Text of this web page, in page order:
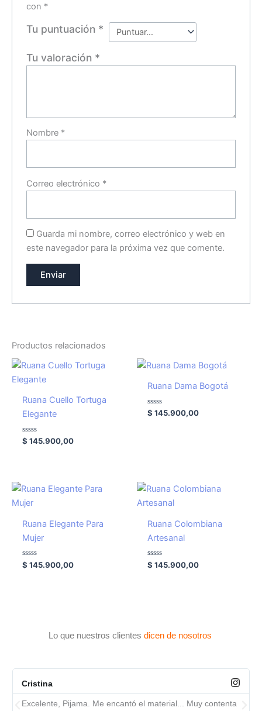
con *
Tu puntuación *
Tu valoración *
Nombre *
Correo electrónico *
Guarda mi nombre, correo electrónico y web en
este navegador para la próxima vez que comente.
Productos relacionados
Ruana Cuello Tortuga
Elegante
Valorado
con
$ 145.900,00
Ruana Dama Bogotá
Valorado
con
$ 145.900,00
Ruana Elegante Para
Mujer
Valorado
con
$ 145.900,00
Ruana Colombiana
Artesanal
Valorado
con
$ 145.900,00
Lo que nuestros clientes dicen de nosotros
Cristina
Excelente, Pijama. Me encantó el material... Muy contenta